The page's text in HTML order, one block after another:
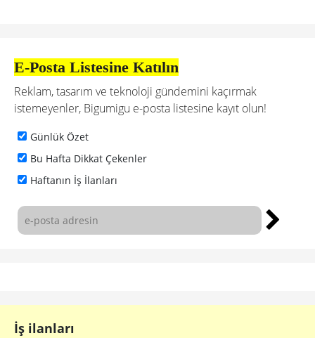
E-Posta Listesine Katılın
Reklam, tasarım ve teknoloji gündemini kaçırmak
istemeyenler, Bigumigu e-posta listesine kayıt olun!
Günlük Özet
Bu Hafta Dikkat Çekenler
Haftanın İş İlanları
İş ilanları